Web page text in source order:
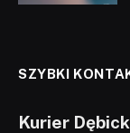
SZYBKI
Kurier